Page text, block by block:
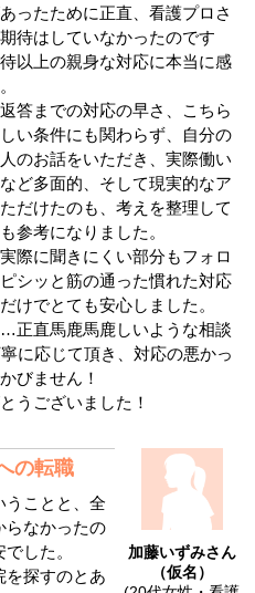
ったために正直、看護プロさ
待はしていなかったのです
以上の親身な対応に本当に感
答までの対応の早さ、こちら
い条件にも関わらず、自分の
のお話をいただき、実際働い
ど多面的、そして現実的なア
だけたのも、考えを整理して
参考になりました。
際に聞きにくい部分もフォロ
シッと筋の通った慣れた対応
けでとても安心しました。
正直馬鹿馬鹿しいような相談
に応じて頂き、対応の悪かっ
びません！
うございました！
加藤いずみさん
（仮名）
の転職
うことと、全
らなかったの
した。
を探すのとあ